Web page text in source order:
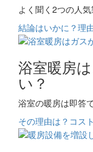
よく聞く2つの人
結論はいかに？理
浴室暖房
い？
浴室の暖房は即答
その理由は？コス